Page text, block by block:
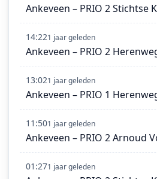
Ankeveen – PRIO 2 Stichtse
14:221 jaar geleden
Ankeveen – PRIO 2
13:021 jaar geleden
Ankeveen – PRIO 1
11:501 jaar geleden
Ankeveen – PRIO 2 Arnoud
01:271 jaar geleden